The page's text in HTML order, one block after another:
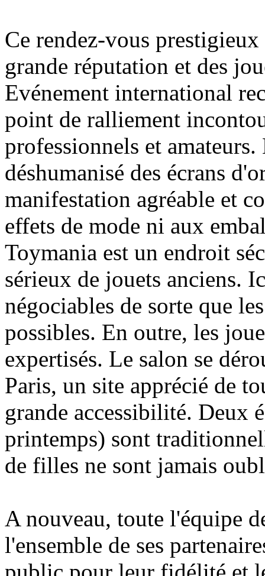
Ce rendez-vous
grande réputation et des
Evénement international
point de ralliement
professionnels et
déshumanisé des écrans
manifestation agréable et
effets de mode ni aux
Toymania est un endroit
sérieux de jouets anciens.
négociables de sorte que
possibles. En outre, les
expertisés. Le salon se
Paris, un site apprécié de
grande accessibilité. Deux
printemps) sont
de filles ne sont jamais
A nouveau, toute l'équipe
l'ensemble de ses